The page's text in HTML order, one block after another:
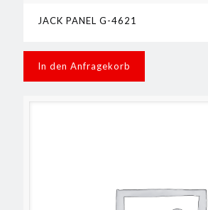
JACK PANEL G-4621
In den Anfragekorb